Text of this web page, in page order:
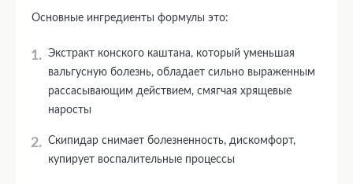
Основные ингредиенты формулы это:
Экстракт конского каштана, который уменьшая
вальгусную болезнь, обладает сильно выраженным
рассасывающим действием, смягчая хрящевые
наросты
Скипидар снимает болезненность, дискомфорт,
купирует воспалительные процессы